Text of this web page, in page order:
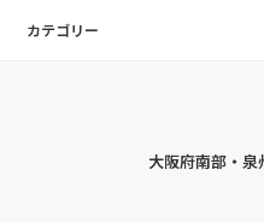
カテゴリー
大阪府南部・